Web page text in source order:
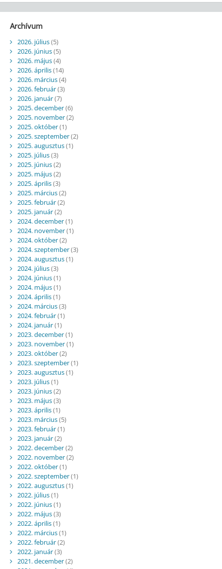
Archívum
2026. július(5)
2026. június(5)
2026. május(4)
2026. április(14)
2026. március(4)
2026. február(3)
2026. január(7)
2025. december(6)
2025. november(2)
2025. október(1)
2025. szeptember(2)
2025. augusztus(1)
2025. július(3)
2025. június(2)
2025. május(2)
2025. április(3)
2025. március(2)
2025. február(2)
2025. január(2)
2024. december(1)
2024. november(1)
2024. október(2)
2024. szeptember(3)
2024. augusztus(1)
2024. július(3)
2024. június(1)
2024. május(1)
2024. április(1)
2024. március(3)
2024. február(1)
2024. január(1)
2023. december(1)
2023. november(1)
2023. október(2)
2023. szeptember(1)
2023. augusztus(1)
2023. július(1)
2023. június(2)
2023. május(3)
2023. április(1)
2023. március(5)
2023. február(1)
2023. január(2)
2022. december(2)
2022. november(2)
2022. október(1)
2022. szeptember(1)
2022. augusztus(1)
2022. július(1)
2022. június(1)
2022. május(3)
2022. április(1)
2022. március(1)
2022. február(2)
2022. január(3)
2021. december(2)